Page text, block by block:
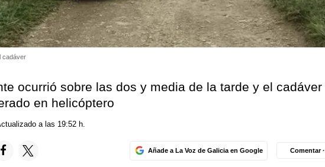
cadáver
ocurrió sobre las dos y media de la tarde y el cadáver
en helicóptero
a las 19:52 h.
Añade a La Voz de Galicia en Google Comentar ·